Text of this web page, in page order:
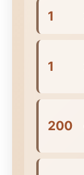
1
1
200